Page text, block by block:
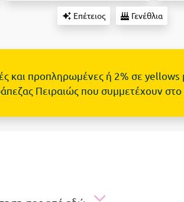
Επέτειος Γενέθλια
και προπληρωμένες ή 2% σε yellows
Πειραιώς που συμμετέχουν στο